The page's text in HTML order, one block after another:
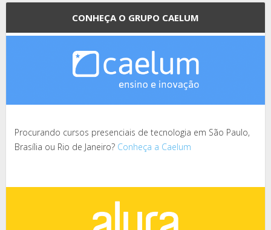
CONHEÇA O GRUPO CAELUM
Procurando cursos presenciais de tecnologia em São Paulo,
Brasília ou Rio de Janeiro? Conheça a Caelum